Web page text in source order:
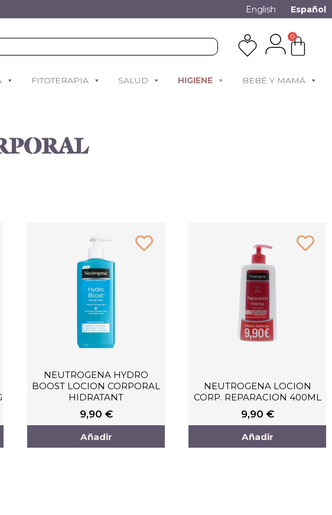
English Español
0
FITOTERAPIA SALUD HIGIENE BEBÉ Y MAMÁ
NEUTROGENA HYDRO
BOOST LOCION CORPORAL
HIDRATANT
9,90 €
Añadir
NEUTROGENA LOCION
CORP. REPARACION 400ML
9,90 €
Añadir